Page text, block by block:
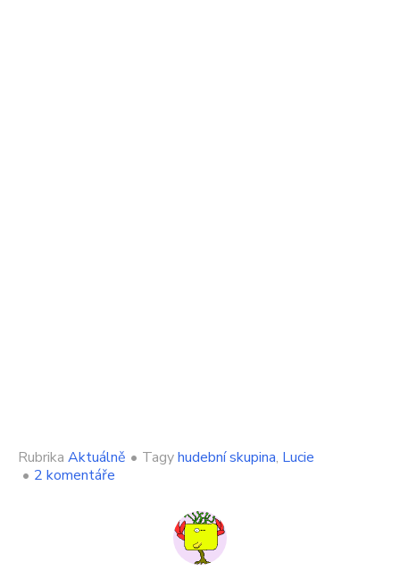
Rubrika Aktuálně • Tagyhudební skupina, Lucie
• 2 komentáře